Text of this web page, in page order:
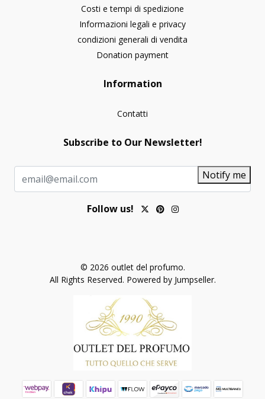
Costi e tempi di spedizione
Informazioni legali e privacy
condizioni generali di vendita
Donation payment
Information
Contatti
Subscribe to Our Newsletter!
Notify me
Follow us!
© 2026 outlet del profumo.
All Rights Reserved. Powered by Jumpseller.